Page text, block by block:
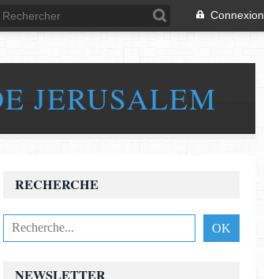
Connexion
JERUSALEM
NEWSLETTER
RECHERCHE